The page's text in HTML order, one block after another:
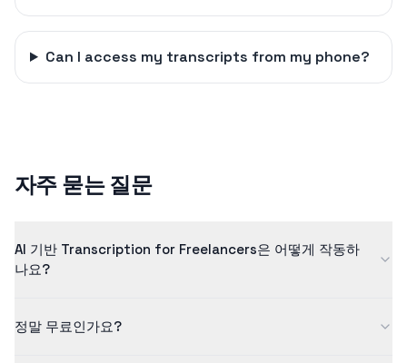
Can I access my transcripts from my phone?
자주 묻는 질문
AI 기반 Transcription for Freelancers은 어떻게 작동하
나요?
음성을 높은 정확도의 텍스트로 변환합니다. AI 모델은 수백만 개의
정말 무료인가요?